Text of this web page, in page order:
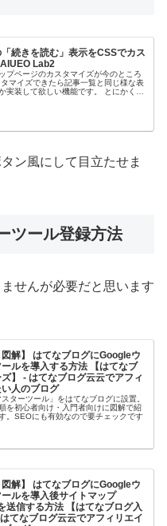
続きを読む」表示をCSSでカス
Lab2
プページのカスタマイズが今のところ
マイズできたら記事一覧と同じ様な表
実装して欲しい機能です。 とにかく今
ン風にして目立たせま
ツール登録方法
せんが必要だと思います
図解】 はてなブログにGoogleウ
ルを導入する方法 【はてなブ
】 - はてなブログ云云でアフィ
人のブログ
ターツール」をはてなブログに設置。
を初心者向け・入門者向けに図解で紹
。SEOにも有効なので要チェックです
図解】 はてなブログにGoogleウ
ルを導入後サイトマップ
信する方法 【はてなブログ入
てなブログ云云でアフィリエイ